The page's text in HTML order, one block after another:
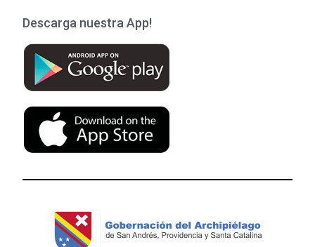
Descarga nuestra App!